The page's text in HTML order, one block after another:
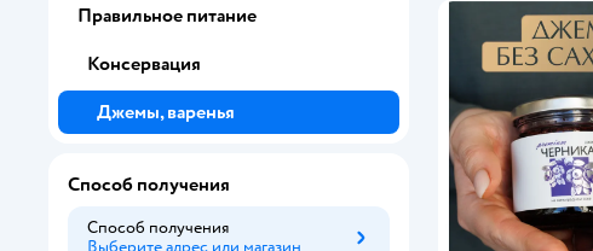
Правильное питание
Консервация
Джемы, варенья
Способ получения
Способ получения
Выберите адрес или магазин